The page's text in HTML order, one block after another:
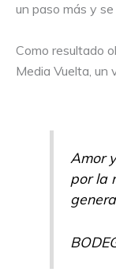
un paso más y
Como resultado
Media Vuelta, un
Amor
por la